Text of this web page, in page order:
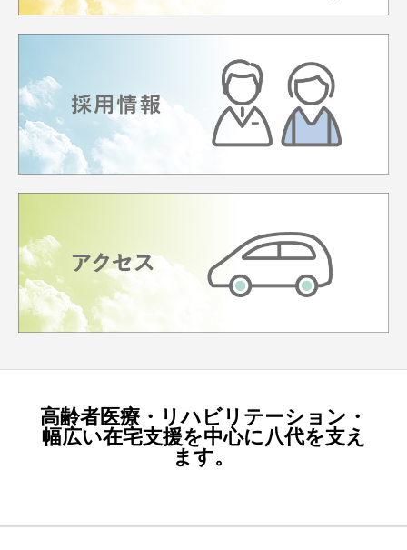
高齢者医療・リハビリテーション・
幅広い在宅支援を中心に八代を支え
ます。